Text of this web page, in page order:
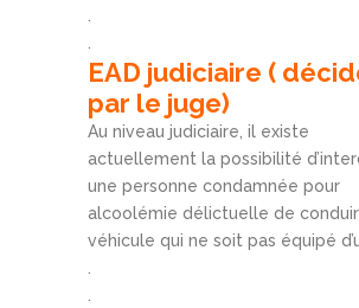
.
.
EAD judiciaire (
par le juge)
Au niveau judiciaire, il existe
actuellement la possibilité
une personne condamnée pour
alcoolémie délictuelle de
véhicule qui ne soit pas équipé
.
.